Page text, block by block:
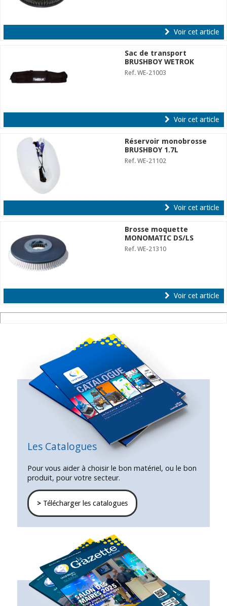
Voir cet article
Sac de transport
BRUSHBOY WETROK
Ref. WE-21003
Voir cet article
Réservoir monobrosse
BRUSHBOY 1.7L
Ref. WE-21102
Voir cet article
Brosse moquette
MONOMATIC DS/LS
Ref. WE-21310
Voir cet article
Les Catalogues
Pour vous aider à choisir le bon matériel, ou le bon
produit, pour votre secteur.
>Télécharger les catalogues